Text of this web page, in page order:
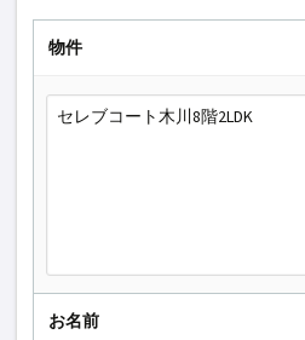
物件
お名前